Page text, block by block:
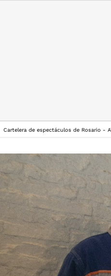
Cartelera de espectáculos de Rosario -